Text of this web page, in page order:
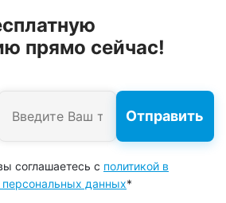
прямо сейчас!
соглашаетесь с политикой в
персональных данных*